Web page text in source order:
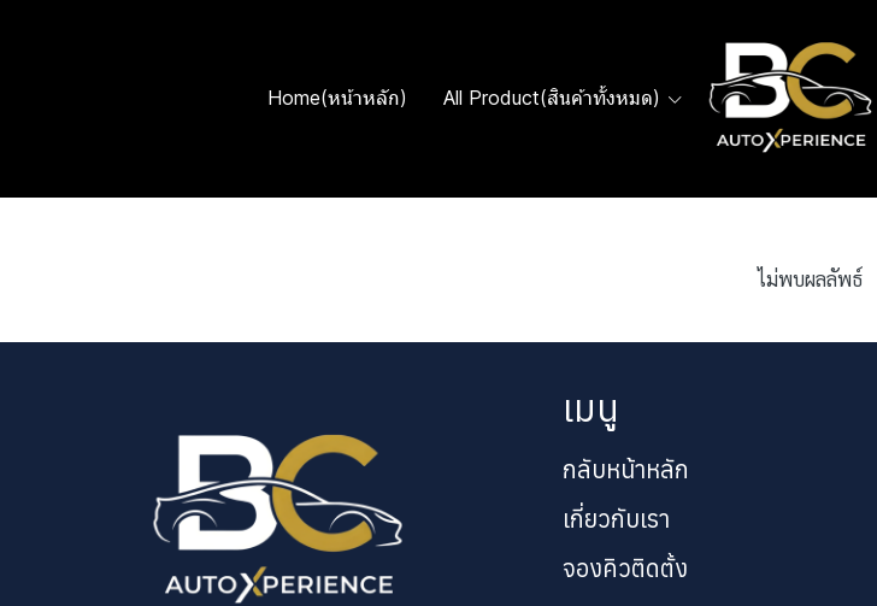
Home(หน้าหลัก) All Product(สินค้าทั้งหมด)
ไม่พบผลลัพธ์
เมนู
กลับหน้าหลัก
เกี่ยวกับเรา
จองคิวติดตั้ง